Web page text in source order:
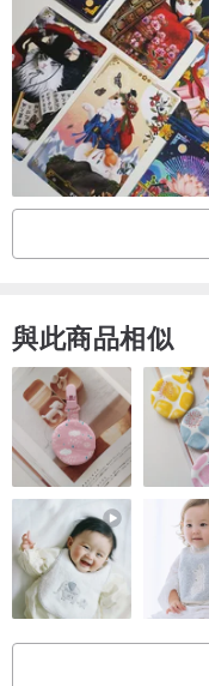
學科測驗
學科測驗
-
與此商品相似